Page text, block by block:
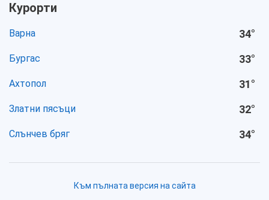
Курорти
Варна 34°
Бургас 33°
Ахтопол 31°
Златни пясъци 32°
Слънчев бряг 34°
Към пълната версия на сайта